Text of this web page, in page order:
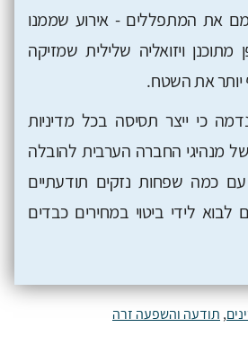
את המתפללים - אירוע שממנו
ויזואליה שלילית שמזיקה
יותר את השטח.
כי ייצר תסיסה בכל מדיניות
של מנהיגי החברה הערבית להובלה
כמה שפחות נזקים תודעתיים
לבוא לידי ביטוי במחירים כבדים
, תודעה והשפעה זרה